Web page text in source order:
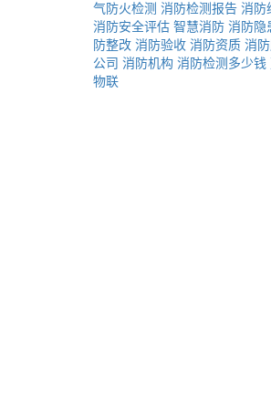
气防火检测 消防检测报告 消防
消防安全评估 智慧消防 消防隐
防整改 消防验收 消防资质 消
公司 消防机构 消防检测多少钱
物联